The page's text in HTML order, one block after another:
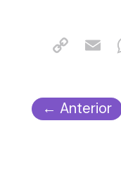
← Anterior